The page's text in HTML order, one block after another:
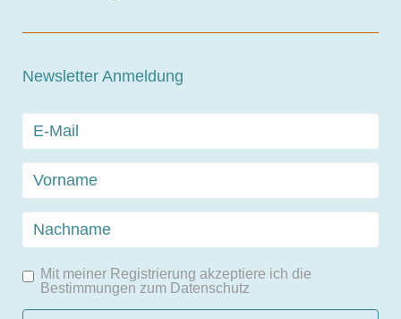
Newsletter Anmeldung
Mit meiner Registrierung akzeptiere ich die
Bestimmungen zum Datenschutz